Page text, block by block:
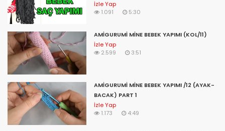
amigurumi dudak işlemesi,
d&d dolls amigurumi by dua,
letra de amigurumi,
amigurumi eşek,
amigurumi elbise,
amigurumi erkek bebek,
amigurumi emzik zinciri,
amigurumi emzikli bebek,
amigurumi eksiltme,
amigurumi ejderha yapımı,
amigurumi erkek tavşan,
amigurumi emzik zinciri yapılışı,
İzle Yap
1.091
5:30
AMİGURUMİ MİNE BEBEK YAPIMI (KOL/11)
İzle Yap
2.599
3:51
AMİGURUMİ MİNE BEBEK YAPIMI /12 (AYAK-
BACAK) PART 1
İzle Yap
1.173
4:49